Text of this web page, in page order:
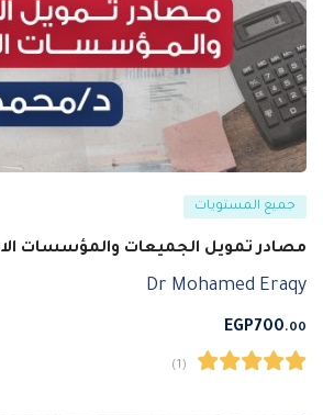
جميع المستويات
مصادر تمويل الجميعات والمؤسسات
Dr Mohamed Eraqy
EGP700.00
(1)